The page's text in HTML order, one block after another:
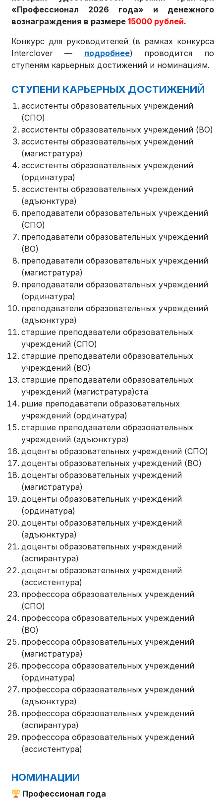
«Профессионал 2026 года» и денежного
вознаграждения в размере 15000 рублей.
Конкурс для руководителей (в рамках конкурса
Interclover — подробнее) проводится по
ступеням карьерных достижений и номинациям.
СТУПЕНИ КАРЬЕРНЫХ ДОСТИЖЕНИЙ
ассистенты образовательных учреждений
(СПО)
ассистенты образовательных учреждений (ВО)
ассистенты образовательных учреждений
(магистратура)
ассистенты образовательных учреждений
(ординатура)
ассистенты образовательных учреждений
(адъюнктура)
преподаватели образовательных учреждений
(СПО)
преподаватели образовательных учреждений
(ВО)
преподаватели образовательных учреждений
(магистратура)
преподаватели образовательных учреждений
(ординатура)
преподаватели образовательных учреждений
(адъюнктура)
старшие преподаватели образовательных
учреждений (СПО)
старшие преподаватели образовательных
учреждений (ВО)
старшие преподаватели образовательных
учреждений (магистратура)ста
ршие преподаватели образовательных
учреждений (ординатура)
старшие преподаватели образовательных
учреждений (адъюнктура)
доценты образовательных учреждений (СПО)
доценты образовательных учреждений (ВО)
доценты образовательных учреждений
(магистратура)
доценты образовательных учреждений
(ординатура)
доценты образовательных учреждений
(адъюнктура)
доценты образовательных учреждений
(аспирантура)
доценты образовательных учреждений
(ассистентура)
профессора образовательных учреждений
(СПО)
профессора образовательных учреждений
(ВО)
профессора образовательных учреждений
(магистратура)
профессора образовательных учреждений
(ординатура)
профессора образовательных учреждений
(адъюнктура)
профессора образовательных учреждений
(аспирантура)
профессора образовательных учреждений
(ассистентура)
НОМИНАЦИИ
Профессионал года